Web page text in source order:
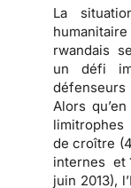
La
rwandais
un défi
Alors
de croître
internes et
juin 2013),